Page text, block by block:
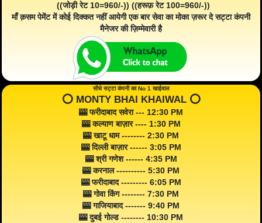
((जोड़ी रेट 10=960/-)) ((हरूफ़ रेट 100=960/-))
माँ क़सम पेमेंट में कोई दिक्कत नहीं आयेगी एक बार सेवा का मोका ज़रूर दे सट्टा कंपनी
मैनेजर की ज़िम्मेवारी है
सीधे सट्टा कंपनी का No 1 खाईवाल
⭕️ MONTY BHAI KHAIWAL ⭕️
🎰 फरीदाबाद सवेरा --- 12:30 PM
🎰 कल्याण बाज़ार ---- 1:30 PM
🎰 खाटू धाम -------- 2:30 PM
🎰 दिल्ली बाज़ार ------ 3:05 PM
🎰 श्री गणेश ------ 4:35 PM
🎰 करनाल ---------- 5:30 PM
🎰 फरीदाबाद --------- 6:05 PM
🎰 गोवा किंग -------- 7:30 PM
🎰 गाजियाबाद ------- 9:40 PM
🎰 दुबई गोल्ड -------- 10:30 PM